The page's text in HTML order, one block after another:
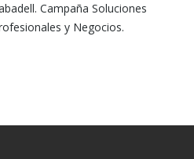
Campaña Soluciones
y Negocios.